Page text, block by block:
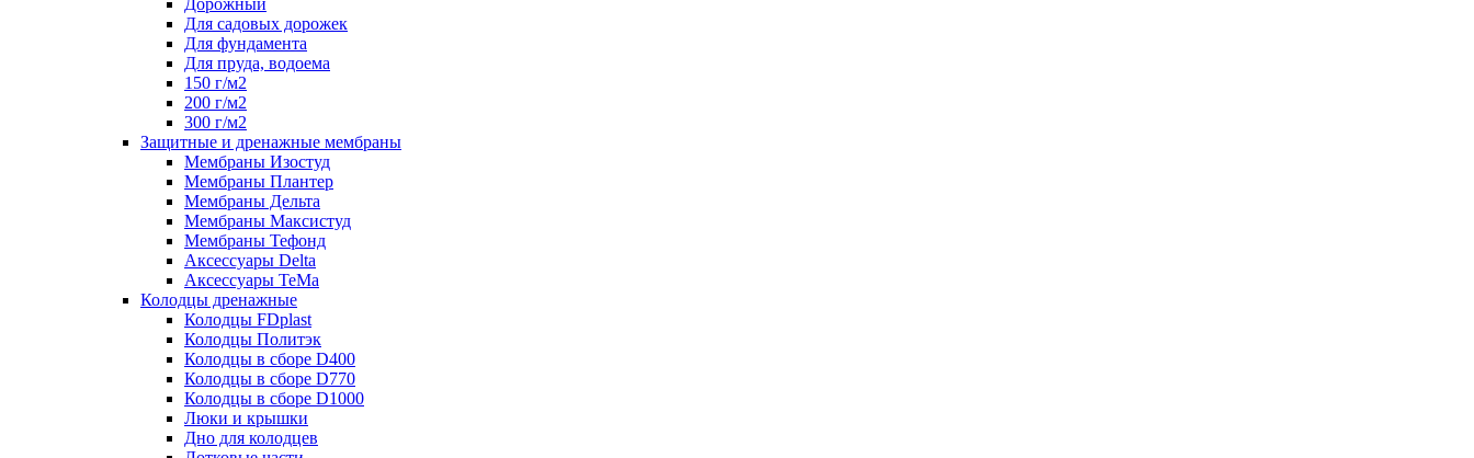
Дорожный
Для садовых дорожек
Для фундамента
Для пруда, водоема
150 г/м2
200 г/м2
300 г/м2
Защитные и дренажные мембраны
Мембраны Изостуд
Мембраны Плантер
Мембраны Дельта
Мембраны Максистуд
Мембраны Тефонд
Аксессуары Delta
Аксессуары TeMa
Колодцы дренажные
Колодцы FDplast
Колодцы Политэк
Колодцы в сборе D400
Колодцы в сборе D770
Колодцы в сборе D1000
Люки и крышки
Дно для колодцев